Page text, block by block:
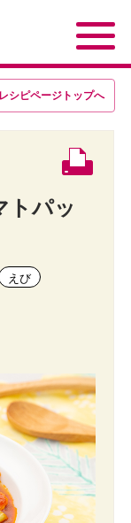
レシピページトップへ
トパッ
えび